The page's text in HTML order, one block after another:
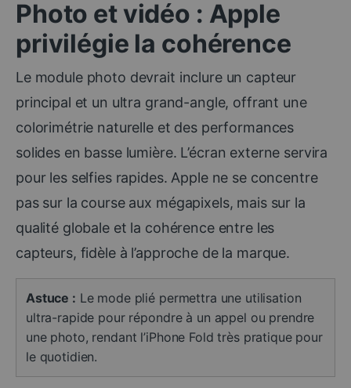
Photo et vidéo : Apple
privilégie la cohérence
Le module photo devrait inclure un capteur
principal et un ultra grand-angle, offrant une
colorimétrie naturelle et des performances
solides en basse lumière. L’écran externe servira
pour les selfies rapides. Apple ne se concentre
pas sur la course aux mégapixels, mais sur la
qualité globale et la cohérence entre les
capteurs, fidèle à l’approche de la marque.
Astuce : Le mode plié permettra une utilisation
ultra-rapide pour répondre à un appel ou prendre
une photo, rendant l’iPhone Fold très pratique pour
le quotidien.